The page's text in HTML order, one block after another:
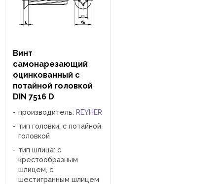
Винт
самонарезающий
оцинкованный с
потайной головкой
DIN 7516 D
производитель: REYHER
тип головки: с потайной
головкой
тип шлица: с
крестообразным
шлицем, с
шестигранным шлицем